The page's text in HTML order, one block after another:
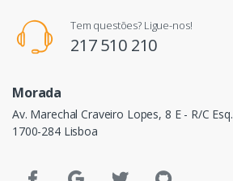
Tem questões? Ligue-nos!
217 510 210
Morada
Av. Marechal Craveiro Lopes, 8 E - R/C Esq.
1700-284 Lisboa